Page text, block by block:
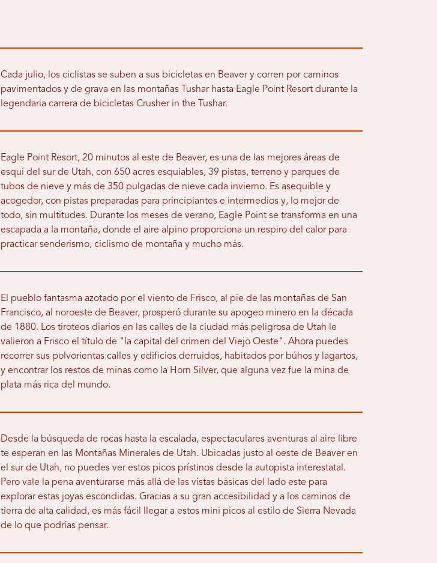
Cada julio, los ciclistas se suben a sus bicicletas en Beaver y corren por caminos
pavimentados y de grava en las montañas Tushar hasta Eagle Point Resort durante la
legendaria carrera de bicicletas Crusher in the Tushar.
Eagle Point Resort, 20 minutos al este de Beaver, es una de las mejores áreas de
esquí del sur de Utah, con 650 acres esquiables, 39 pistas, terreno y parques de
tubos de nieve y más de 350 pulgadas de nieve cada invierno. Es asequible y
acogedor, con pistas preparadas para principiantes e intermedios y, lo mejor de
todo, sin multitudes. Durante los meses de verano, Eagle Point se transforma en una
escapada a la montaña, donde el aire alpino proporciona un respiro del calor para
practicar senderismo, ciclismo de montaña y mucho más.
El pueblo fantasma azotado por el viento de Frisco, al pie de las montañas de San
Francisco, al noroeste de Beaver, prosperó durante su apogeo minero en la década
de 1880. Los tiroteos diarios en las calles de la ciudad más peligrosa de Utah le
valieron a Frisco el título de "la capital del crimen del Viejo Oeste". Ahora puedes
recorrer sus polvorientas calles y edificios derruidos, habitados por búhos y lagartos,
y encontrar los restos de minas como la Horn Silver, que alguna vez fue la mina de
plata más rica del mundo.
Desde la búsqueda de rocas hasta la escalada, espectaculares aventuras al aire libre
te esperan en las Montañas Minerales de Utah. Ubicadas justo al oeste de Beaver en
el sur de Utah, no puedes ver estos picos prístinos desde la autopista interestatal.
Pero vale la pena aventurarse más allá de las vistas básicas del lado este para
explorar estas joyas escondidas. Gracias a su gran accesibilidad y a los caminos de
tierra de alta calidad, es más fácil llegar a estos mini picos al estilo de Sierra Nevada
de lo que podrías pensar.